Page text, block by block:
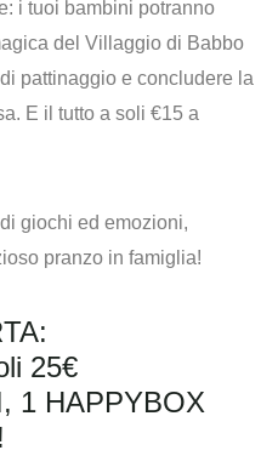
giochi ed emozioni,
pranzo in famiglia!
25€
1 HAPPYBOX